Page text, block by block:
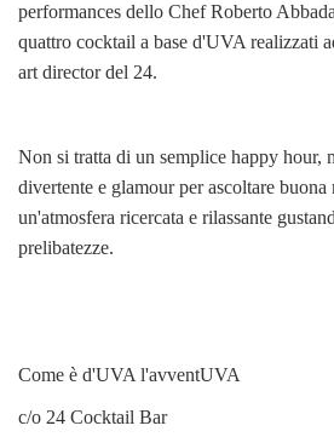
performances dello Chef Roberto
quattro cocktail a base d'UVA realizzati
art director del 24.
Non si tratta di un semplice happy hour,
divertente e glamour per ascoltare
un'atmosfera ricercata e rilassante
prelibatezze.
Come è d'UVA l'avventUVA
c/o 24 Cocktail Bar